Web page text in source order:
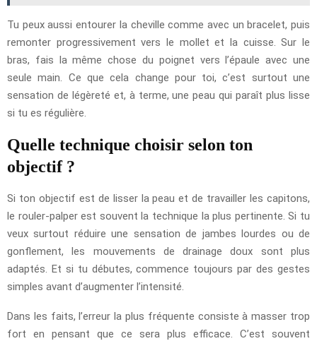
Tu peux aussi entourer la cheville comme avec un bracelet, puis
remonter progressivement vers le mollet et la cuisse. Sur le
bras, fais la même chose du poignet vers l’épaule avec une
seule main. Ce que cela change pour toi, c’est surtout une
sensation de légèreté et, à terme, une peau qui paraît plus lisse
si tu es régulière.
Quelle technique choisir selon ton
objectif ?
Si ton objectif est de lisser la peau et de travailler les capitons,
le rouler-palper est souvent la technique la plus pertinente. Si tu
veux surtout réduire une sensation de jambes lourdes ou de
gonflement, les mouvements de drainage doux sont plus
adaptés. Et si tu débutes, commence toujours par des gestes
simples avant d’augmenter l’intensité.
Dans les faits, l’erreur la plus fréquente consiste à masser trop
fort en pensant que ce sera plus efficace. C’est souvent